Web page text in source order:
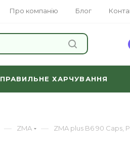
Про компанію Блог
ПРАВИЛЬНЕ ХАРЧУВАННЯ
— ZMA — ZMA plus B6 90 Caps,